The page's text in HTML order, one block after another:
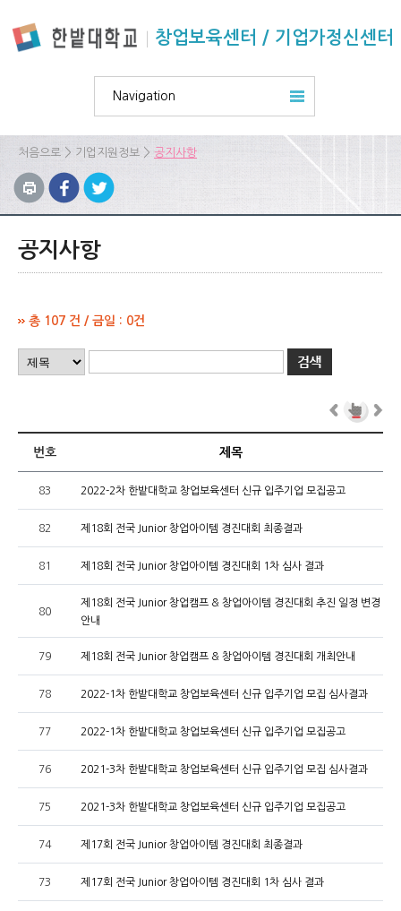
창업보육센터 / 기업가정신센터
Navigation
처음으로 > 기업지원정보 > 공지사항
공지사항
총 107 건 / 금일 : 0건
번호 제목
83 2022-2차 한밭대학교 창업보육센터 신규 입주기업 모집공고
82 제18회 전국 Junior 창업아이템 경진대회 최종결과
81 제18회 전국 Junior 창업아이템 경진대회 1차 심사 결과
80
제18회 전국 Junior 창업캠프 & 창업아이템 경진대회 추진 일정 변경
안내
79 제18회 전국 Junior 창업캠프 & 창업아이템 경진대회 개최안내
78 2022-1차 한밭대학교 창업보육센터 신규 입주기업 모집 심사결과
77 2022-1차 한밭대학교 창업보육센터 신규 입주기업 모집공고
76 2021-3차 한밭대학교 창업보육센터 신규 입주기업 모집 심사결과
75 2021-3차 한밭대학교 창업보육센터 신규 입주기업 모집공고
74 제17회 전국 Junior 창업아이템 경진대회 최종결과
73 제17회 전국 Junior 창업아이템 경진대회 1차 심사 결과